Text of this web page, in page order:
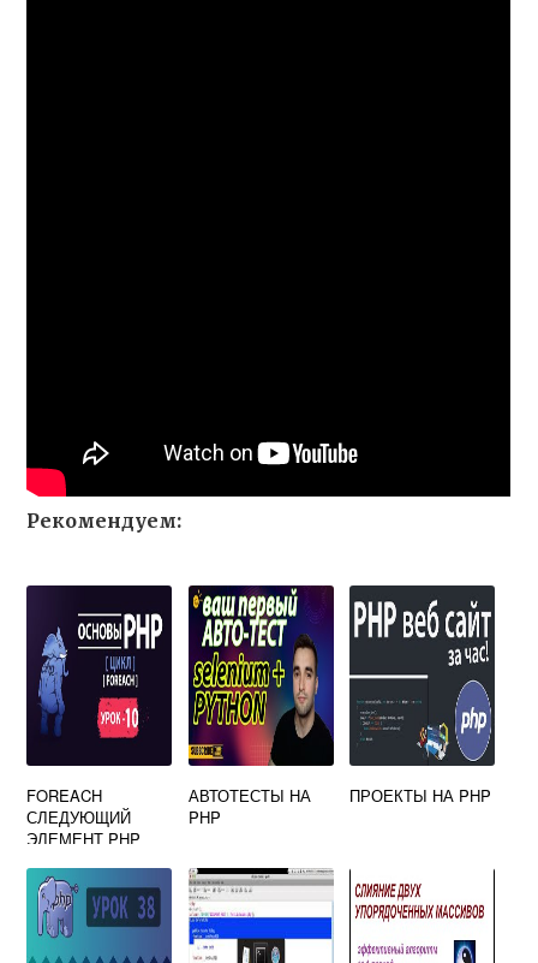
Рекомендуем:
FOREACH
СЛЕДУЮЩИЙ
ЭЛЕМЕНТ PHP
АВТОТЕСТЫ НА
PHP
ПРОЕКТЫ НА PHP